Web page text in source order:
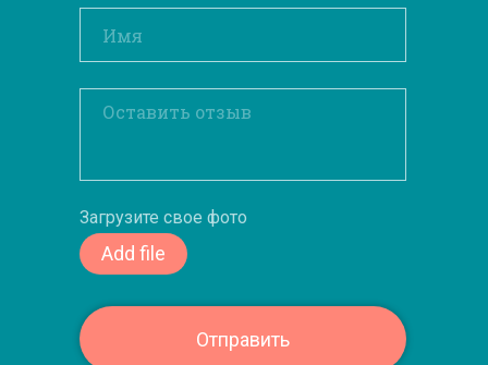
Загрузите свое фото
Add file
Отправить